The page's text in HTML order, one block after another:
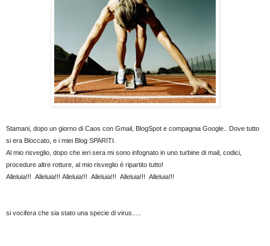
Stamani, dopo un giorno di Caos con Gmail, BlogSpot e compagnia Google.. Dove tutto
si era Bloccato, e i miei Blog SPARITI.
Al mio risveglio, dopo che ieri sera mi sono infognato in uno turbine di mail, codici,
procedure altre rotture, al mio risveglio è ripartito tutto!
Alleluia!!! Alleluia!!! Alleluia!!! Alleluia!!! Alleluia!!! Alleluia!!!
si vocifera che sia stato una specie di virus.....